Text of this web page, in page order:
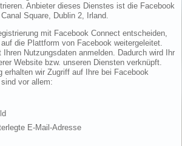
Anbieter dieses Dienstes ist die Facebook
Square, Dublin 2, Irland.
mit Facebook Connect entscheiden,
die Plattform von Facebook weitergeleitet.
Nutzungsdaten anmelden. Dadurch wird Ihr
Website bzw. unseren Diensten verknüpft.
erhalten wir Zugriff auf Ihre bei Facebook
vor allem:
E-Mail-Adresse